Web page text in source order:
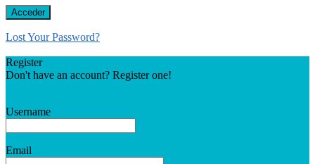
Lost Your Password?
Register
Don't have an account? Register one!
Username
Email